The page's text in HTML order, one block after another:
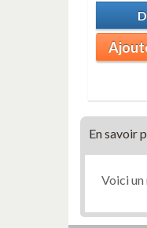
En savoir
Voici